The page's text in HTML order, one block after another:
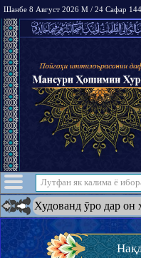
Шанбе 8 Август 2026 М / 24 Сафар
ӯро дар он